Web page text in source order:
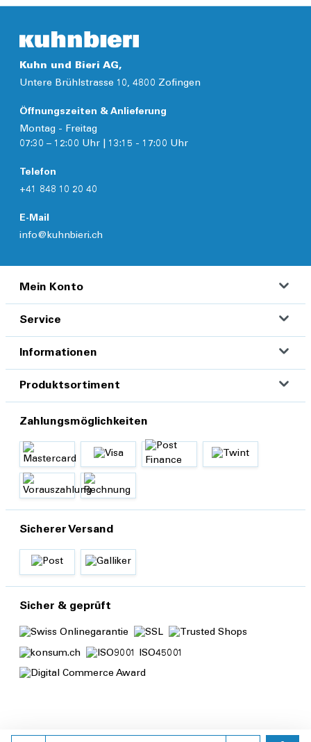
Kuhn und Bieri AG,
Untere Brühlstrasse 10, 4800 Zofingen
Öffnungszeiten & Anlieferung
Montag - Freitag
07:30 – 12:00 Uhr | 13:15 - 17:00 Uhr
Telefon
+41 848 10 20 40
E-Mail
info@kuhnbieri.ch
Mein Konto
Service
Informationen
Produktsortiment
Zahlungsmöglichkeiten
Sicherer Versand
Sicher & geprüft